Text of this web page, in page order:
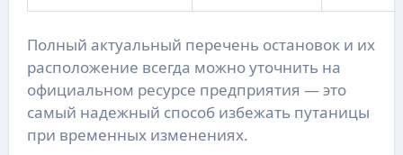
Полный актуальный перечень остановок и их
расположение всегда можно уточнить на
официальном ресурсе предприятия — это
самый надежный способ избежать путаницы
при временных изменениях.